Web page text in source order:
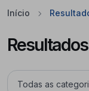
Início